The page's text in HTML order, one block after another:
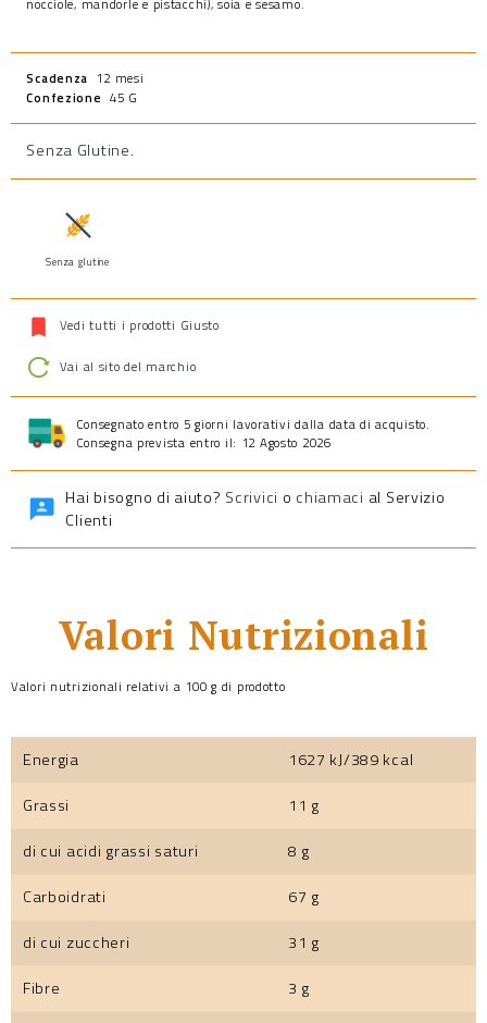
Scadenza 12 mesi
Confezione 45 G
Senza Glutine.
Senza glutine
Vedi tutti i prodotti Giusto
Vai al sito del marchio
Consegnato entro 5 giorni lavorativi dalla data di acquisto.
Consegna prevista entro il: 12 Agosto 2026
Hai bisogno di aiuto? Scrivici o chiamaci al Servizio
Clienti
Valori Nutrizionali
Valori nutrizionali relativi a 100 g di prodotto
Energia
1627 kJ/389 kcal
Grassi
11 g
di cui acidi grassi saturi
8 g
Carboidrati
67 g
di cui zuccheri
31 g
Fibre
3 g